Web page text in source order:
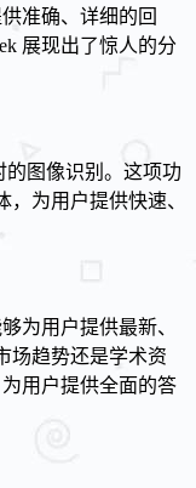
准确、详细的回
展现出了惊人的分
的图像识别。这项功
为用户提供快速、
为用户提供最新、
场趋势还是学术资
用户提供全面的答